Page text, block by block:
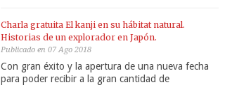
Charla gratuita El kanji en su hábitat natural.
Historias de un explorador en Japón.
Publicado en 07 Ago 2018
Con gran éxito y la apertura de una nueva fecha
para poder recibir a la gran cantidad de